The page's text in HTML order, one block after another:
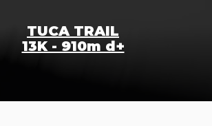
TUCA TRAIL
13K - 910m d+